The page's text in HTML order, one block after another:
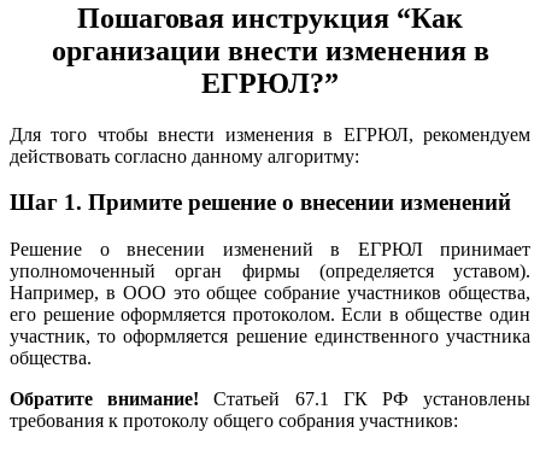
Пошаговая инструкция “Как
организации внести изменения в
ЕГРЮЛ?”
Для того чтобы внести изменения в ЕГРЮЛ, рекомендуем
действовать согласно данному алгоритму:
Шаг 1. Примите решение о внесении изменений
Решение о внесении изменений в ЕГРЮЛ принимает
уполномоченный орган фирмы (определяется уставом).
Например, в ООО это общее собрание участников общества,
его решение оформляется протоколом. Если в обществе один
участник, то оформляется решение единственного участника
общества.
Обратите внимание!Статьей 67.1 ГК РФ установлены
требования к протоколу общего собрания участников: